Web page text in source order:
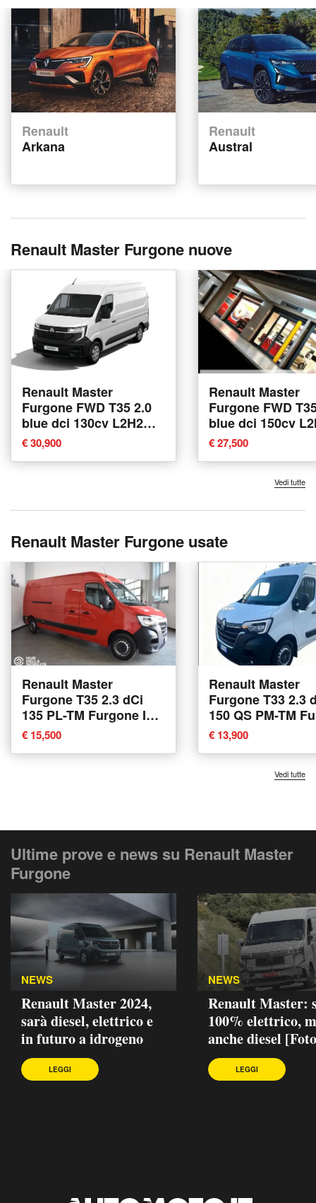
Renault
Arkana
Renault
Austral
Renault Master Furgone nuove
Renault Master
Furgone FWD T35 2.0
blue dci 130cv L2H2
nuova a Trento
€ 30,900
Renault Master
Furgone FWD
blue dci 150cv
EVIE nuova a
Tauro
€ 27,500
Vedi tutte
Renault Master Furgone usate
Renault Master
Furgone T35 2.3 dCi
135 PL-TM Furgone Ice
Plus del 2024 usata a
Foligno
€ 15,500
Renault Master
Furgone T33 2.3
150 QS PM-TM
Energy Ice Plus
2020 usata a
€ 13,900
Vedi tutte
Ultime prove e news su Renault Master
Furgone
NEWS
Renault Master 2024,
sarà diesel, elettrico e
in futuro a idrogeno
LEGGI
NEWS
Renault Master:
100% elettrico,
anche diesel
LEGGI